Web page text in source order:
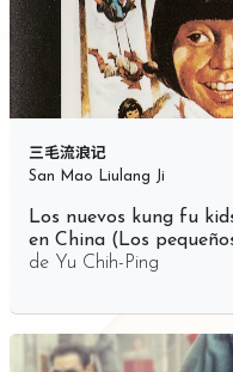
三毛流浪记
San Mao Liulang Ji
Los nuevos kung fu
en China (Los
de Yu Chih-Ping